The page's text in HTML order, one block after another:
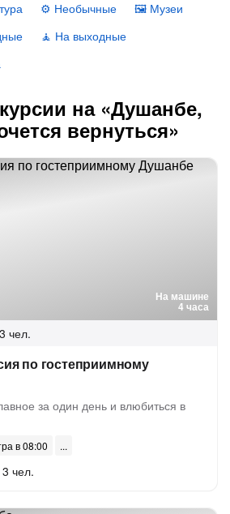
⚙️ Необычные
🖼 Музеи
🧘 На выходные
на «Душанбе,
вернуться»
На машине
4 часа
чел.
по гостеприимному
за один день и влюбиться в
в 08:00
чел.